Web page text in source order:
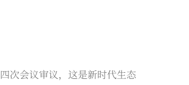
次会议审议，这是新时代生态